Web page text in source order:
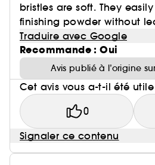
bristles are soft. They
finishing powder without
Traduire avec Google
Recommande : Oui
Avis publié à l’origine
Cet avis vous a-t-il été utile
0
Signaler ce contenu